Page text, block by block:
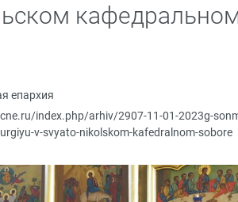
епархия
index.php/arhiv/2907-11-01-2023g-
v-svyato-nikolskom-kafedralnom-sobore